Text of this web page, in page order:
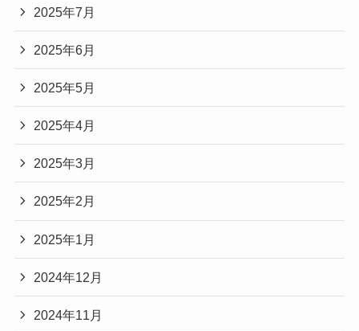
2025年7月
2025年6月
2025年5月
2025年4月
2025年3月
2025年2月
2025年1月
2024年12月
2024年11月